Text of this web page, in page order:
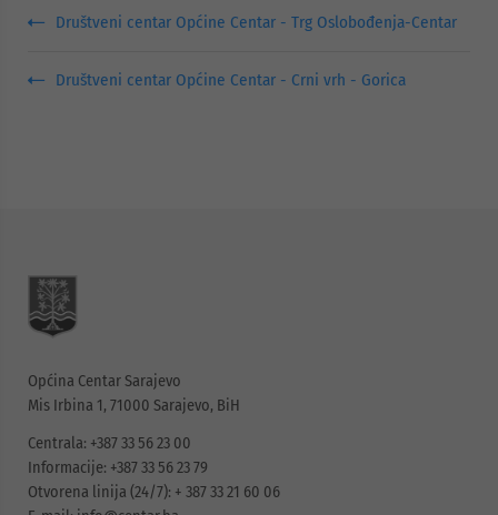
Društveni centar Općine Centar - Trg Oslobođenja-Centar
Društveni centar Općine Centar - Crni vrh - Gorica
Općina Centar Sarajevo
Mis Irbina 1, 71000 Sarajevo, BiH
Centrala: +387 33 56 23 00
Informacije: +387 33 56 23 79
Otvorena linija (24/7): + 387 33 21 60 06